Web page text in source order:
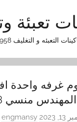
تعبئة
التعبئه و التغليف 01211116958
غرفه واحدة
2023
engmansy